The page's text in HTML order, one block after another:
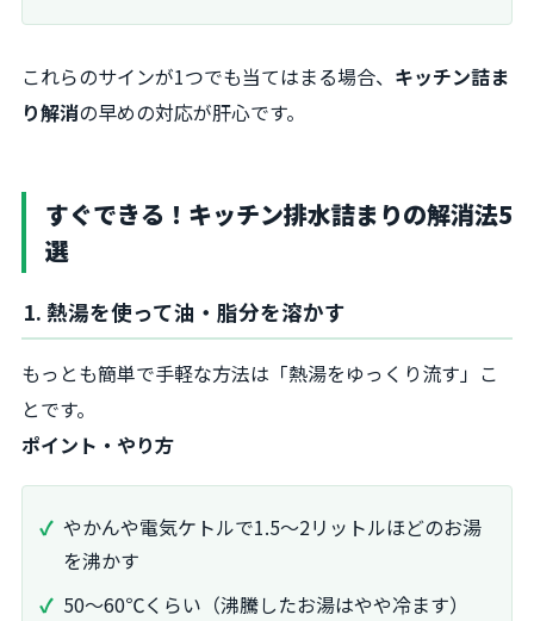
これらのサインが1つでも当てはまる場合、 キッチン詰ま
り解消の早めの対応が肝心です。
すぐできる！キッチン排水詰まりの解消法5
選
1. 熱湯を使って油・脂分を溶かす
もっとも簡単で手軽な方法は「熱湯をゆっくり流す」こ
とです。
ポイント・やり方
やかんや電気ケトルで1.5〜2リットルほどのお湯
を沸かす
50〜60℃くらい（沸騰したお湯はやや冷ます）